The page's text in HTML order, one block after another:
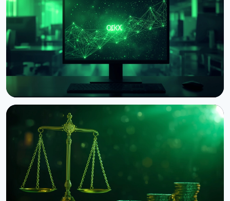
Circle запустив нативний USDC на блокчейні OKX
X Layer
8 серпня 2026 р. 3 хв читання